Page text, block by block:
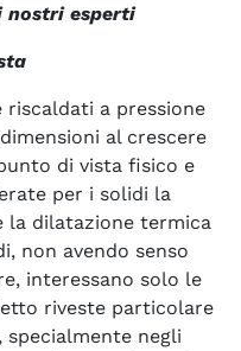
nostri esperti
riscaldati a pressione
al crescere
di vista fisico e
per i solidi la
la dilatazione termica
non avendo senso
interessano solo le
riveste particolare
negli